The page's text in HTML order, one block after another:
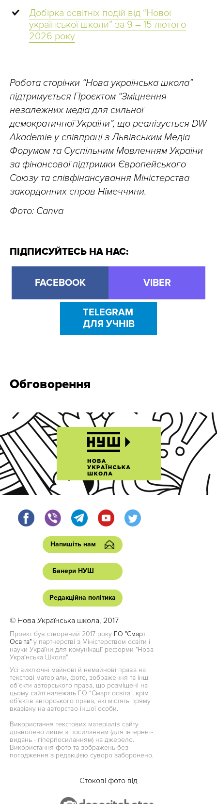
Добірка освітніх подій від “Нової
української школи” за 9 – 15 лютого
2026 року
Робота сторінки “Нова українська школа”
підтримується Проєктом “Зміцнення
незалежних медіа для сильної
демократичної України”, що реалізується DW
Akademie у співпраці з Львівським Медіа
Форумом та Суспільним Мовленням України
за фінансової підтримки Європейського
Союзу та співфінансування Міністерства
закордонних справ Німеччини.
Фото: Canva
ПІДПИСУЙТЕСЬ НА НАС:
FACEBOOK VIBER
TELEGRAM
ДЛЯ УЧНІВ
Обговорення
Напишіть нам
Банери НУШ
Редакційна політика
© Нова Українська школа, 2017
Проект був створений 2017 року ГО "Смарт
Освіта" у партнерстві з Міністерством освіти і
науки України для комунікації реформи "Нова
Українська Школа"
Усі виключні майнові й немайнові права на
текстові матеріали, фото, зображення та інші
об’єкти авторського права, що розміщені на
цьому сайті належать ГО “Смарт освіта”, крім
об’єктів авторського права, які містять пряму
вказівку на авторство іншої особи.
Використання текстових матеріалів сайту
дозволено лише з посиланням (для інтернет-
видань - гіперпосиланням) на джерело.
Використання фото та зображень без
погодження з редакцією суворо заборонено.
Стокові фото від